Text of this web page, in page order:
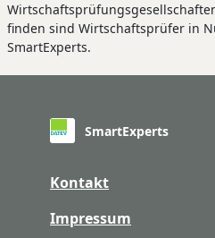
finden sind Wirtschaftsprüfer in
SmartExperts.
SmartExperts
Kontakt
Impressum